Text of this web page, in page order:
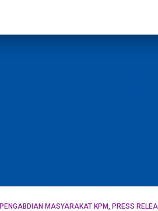
PENGABDIAN MASYARAKAT KPM PRESS